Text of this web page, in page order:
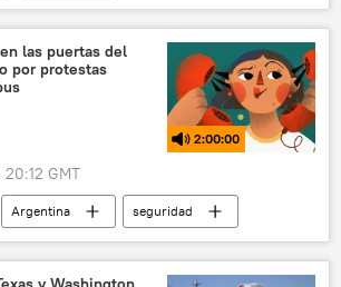
Obrador
política
Claudia Sheinbaum
las puertas del
por protestas
2:00:00
GMT
Argentina
seguridad
Gustavo Petro
congreso